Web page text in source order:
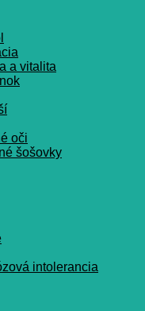
a vitalita
oči
šošovky
intolerancia